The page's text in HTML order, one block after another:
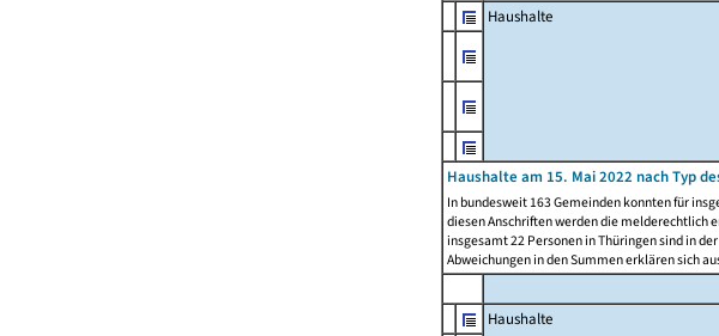
Haushalte
Haushalte am 15. Mai 2022 nach Typ
In bundesweit 163 Gemeinden konnten für
diesen Anschriften werden die melderechtlich
insgesamt 22 Personen in Thüringen sind in
Abweichungen in den Summen erklären sich
Haushalte